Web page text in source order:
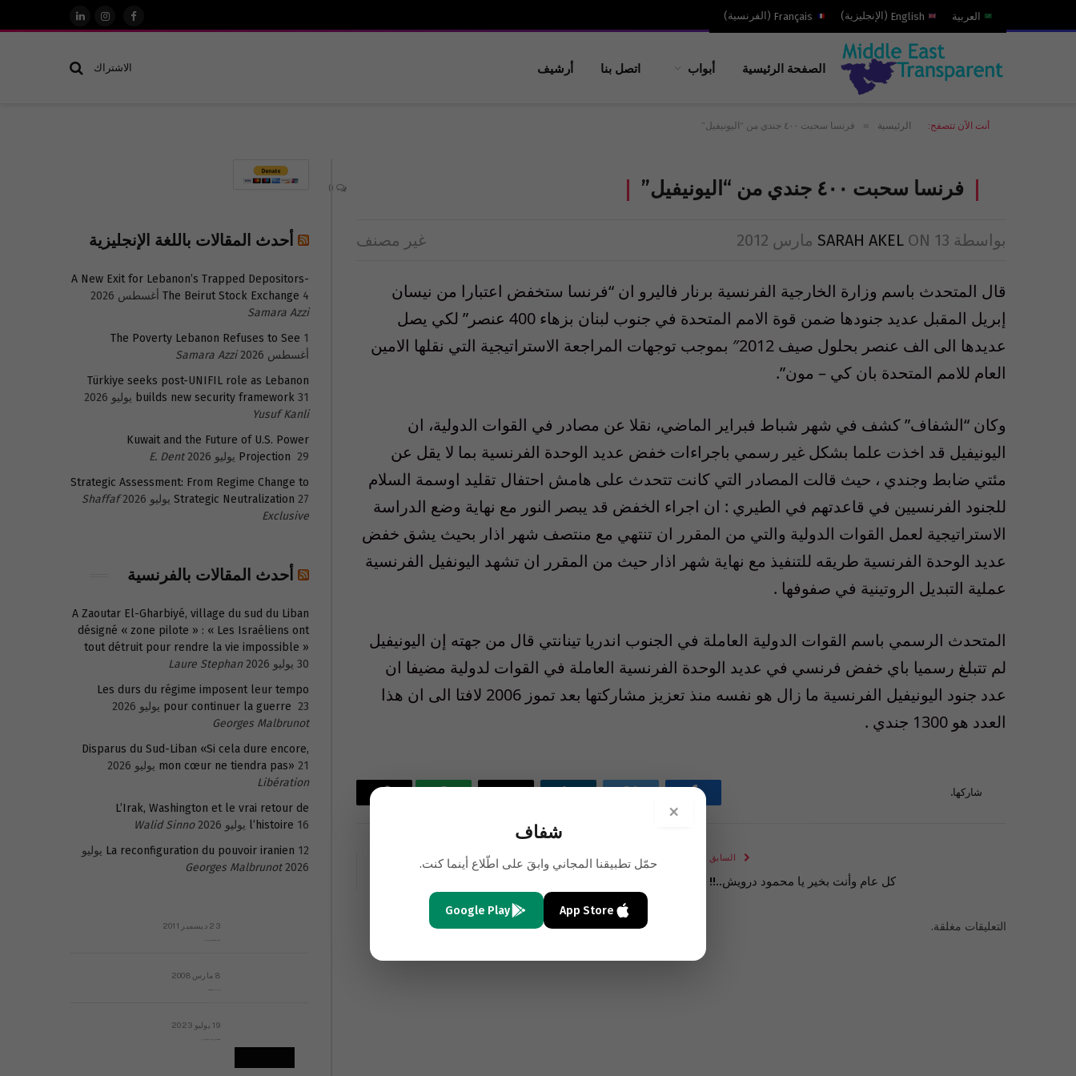
العربية English
( الإنجليزية)
Français
( الفرنسية)
فيسبوكالانستغرام
لينكدإن
الصفحة الرئيسية أبواب اتصل بنا أرشيف الاشتراك
أنت الآن تتصفح: الرئيسية » فرنسا سحبت ٤٠٠ جندي من “اليونيفيل”
فرنسا سحبت ٤٠٠ جندي من “اليونيفيل”
بواسطة SARAH AKEL ON 13 مارس 2012 غير مصنف
قال المتحدث باسم وزارة الخارجية الفرنسية برنار فاليرو ان “فرنسا ستخفض اعتبارا من نيسان
إبريل المقبل عديد جنودها ضمن قوة الامم المتحدة في جنوب لبنان بزهاء 400 عنصر” لكي يصل
عديدها الى الف عنصر بحلول صيف 2012″ بموجب توجهات المراجعة الاستراتيجية التي نقلها الامين
العام للامم المتحدة بان كي – مون”.
وكان “الشفاف” كشف في شهر شباط فبراير الماضي، نقلا عن مصادر في القوات الدولية، ان
اليونيفيل قد اخذت علما بشكل غير رسمي باجراءات خفض عديد الوحدة الفرنسية بما لا يقل عن
مئتي ضابط وجندي ، حيث قالت المصادر التي كانت تتحدث على هامش احتفال تقليد اوسمة السلام
للجنود الفرنسيين في قاعدتهم في الطيري : ان اجراء الخفض قد يبصر النور مع نهاية وضع الدراسة
الاستراتيجية لعمل القوات الدولية والتي من المقرر ان تنتهي مع منتصف شهر اذار بحيث يشق خفض
عديد الوحدة الفرنسية طريقه للتنفيذ مع نهاية شهر اذار حيث من المقرر ان تشهد اليونفيل الفرنسية
عملية التبديل الروتينية في صفوفها .
المتحدث الرسمي باسم القوات الدولية العاملة في الجنوب اندريا تينانتي قال من جهته إن اليونيفيل
لم تتبلغ رسميا باي خفض فرنسي في عديد الوحدة الفرنسية العاملة في القوات لدولية مضيفا ان
عدد جنود اليونيفيل الفرنسية ما زال هو نفسه منذ تعزيز مشاركتها بعد تموز 2006 لافتا الى ان هذا
العدد هو 1300 جندي .
شاركها.
Copy
السابق
كل عام وأنت بخير يا محمود درويش..!!
التالي
التعليقات مغلقة.
أحدث المقالات باللغة الإنجليزية
A New Exit for Lebanon’s Trapped Depositors-
The Beirut Stock Exchange 4 أغسطس 2026
Samara Azzi
The Poverty Lebanon Refuses to See 1
أغسطس 2026
Samara Azzi
Türkiye seeks post-UNIFIL role as Lebanon
builds new security framework 31 يوليو 2026
Yusuf Kanli
Kuwait and the Future of U.S. Power
Projection 29 يوليو 2026
E. Dent
Strategic Assessment: From Regime Change to
Strategic Neutralization 27 يوليو 2026
Shaffaf
Exclusive
أحدث المقالات بالفرنسية
A Zaoutar El-Gharbiyé, village du sud du Liban
désigné « zone pilote » : « Les Israéliens ont
tout détruit pour rendre la vie impossible »
30 يوليو 2026
Laure Stephan
Les durs du régime imposent leur tempo
pour continuer la guerre 23 يوليو 2026
Georges Malbrunot
Disparus du Sud-Liban «Si cela dure encore,
mon cœur ne tiendra pas» 21 يوليو 2026
Libération
L’Irak, Washington et le vrai retour de
l’histoire 16 يوليو 2026
Walid Sinno
La reconfiguration du pouvoir iranien 12 يوليو
2026
Georges Malbrunot
23 ديسمبر 2011
8 مارس 2008
19 يوليو 2023
×
شفاف
حمّل تطبيقنا المجاني وابقَ على اطّلاع أينما كنت.
App Store
Google Play